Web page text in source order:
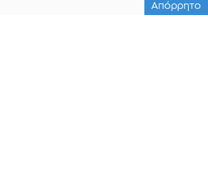
Απόρρητο